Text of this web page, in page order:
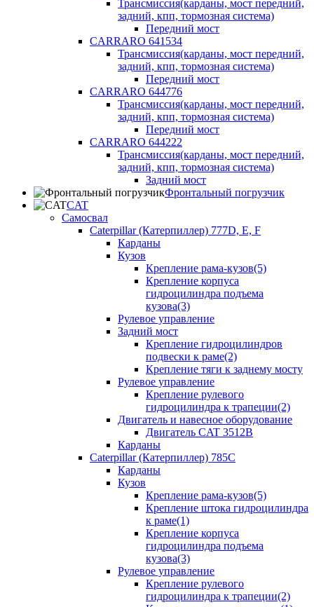
Трансмиссия(карданы, мост передний,
задний, кпп, тормозная система)
Передний мост
CARRARO 641534
Трансмиссия(карданы, мост передний,
задний, кпп, тормозная система)
Передний мост
CARRARO 644776
Трансмиссия(карданы, мост передний,
задний, кпп, тормозная система)
Передний мост
CARRARO 644222
Трансмиссия(карданы, мост передний,
задний, кпп, тормозная система)
Задний мост
Фронтальный погрузчик
CAT
Самосвал
Caterpillar (Катерпиллер) 777D, E, F
Карданы
Кузов
Крепление рама-кузов(5)
Крепление корпуса
гидроцилиндра подъема
кузова(3)
Рулевое управление
Задний мост
Крепление гидроцилиндров
подвески к раме(2)
Крепление тяги к заднему мосту
Рулевое управление
Крепление рулевого
гидроцилиндра к трапеции(2)
Двигатель и навесное оборудование
Двигатель CAT 3512B
Карданы
Caterpillar (Катерпиллер) 785C
Карданы
Кузов
Крепление рама-кузов(5)
Крепление штока гидроцилиндра
к раме(1)
Крепление корпуса
гидроцилиндра подъема
кузова(3)
Рулевое управление
Крепление рулевого
гидроцилиндра к трапеции(2)